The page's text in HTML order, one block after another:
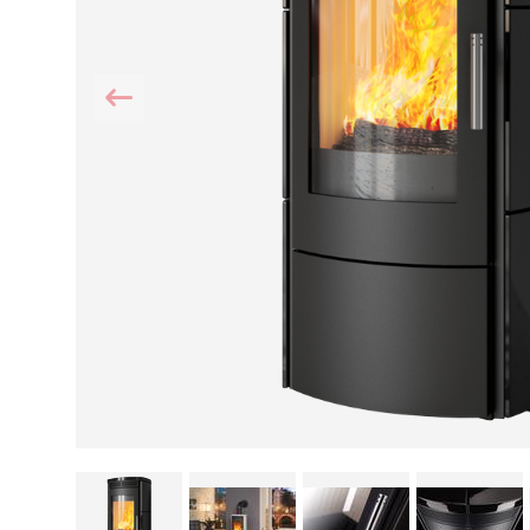
Kamin und Rauchmelder
Pelletofen im Wohnzimmer
Alternativen
Heizen mit